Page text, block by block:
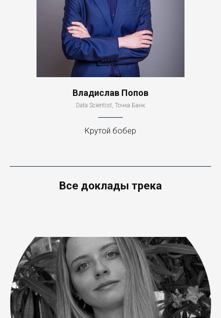
Владислав Попов
Data Scientist, Точка Банк
Крутой бобер
Все доклады трека